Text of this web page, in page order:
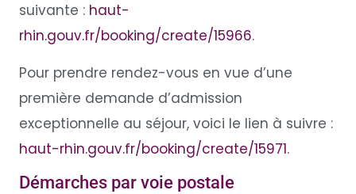
suivante : haut-
rhin.gouv.fr/booking/create/15966.
Pour prendre rendez-vous en vue d’une
première demande d’admission
exceptionnelle au séjour, voici le lien à suivre :
haut-rhin.gouv.fr/booking/create/15971.
Démarches par voie postale